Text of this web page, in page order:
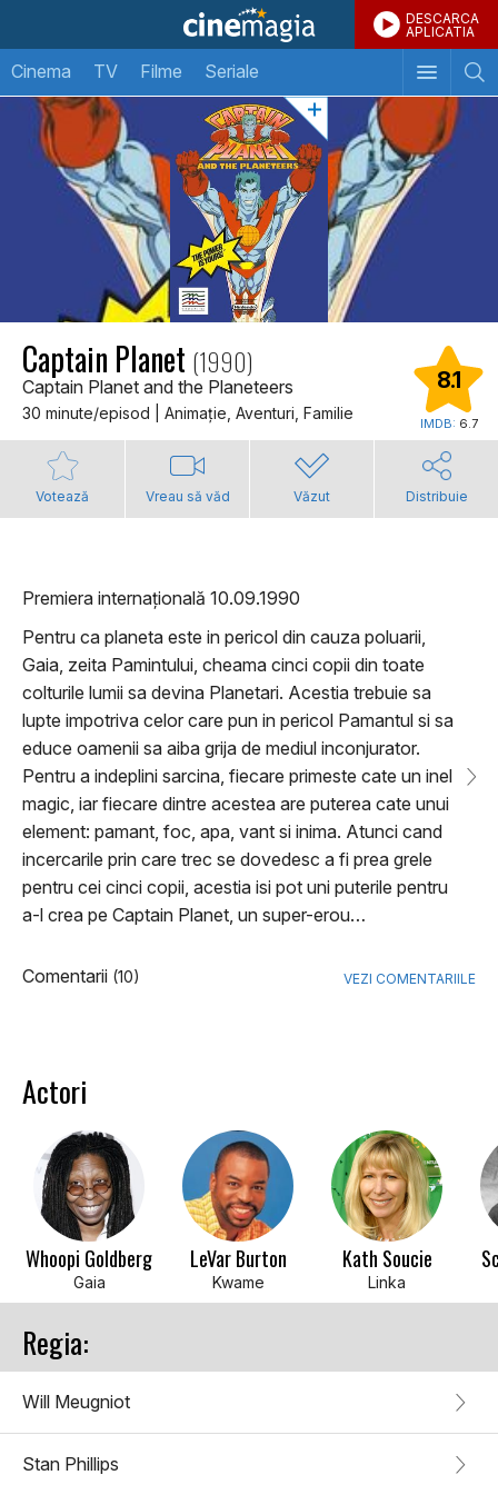
DESCARCA
APLICATIA
Cinema TV Filme Seriale
Captain Planet (1990)
Captain Planet and the Planeteers
30 minute/episod | Animaţie, Aventuri, Familie
8.1
IMDB: 6.7
Votează Vreau să văd Văzut Distribuie
Premiera internațională 10.09.1990
Pentru ca planeta este in pericol din cauza poluarii,
Gaia, zeita Pamintului, cheama cinci copii din toate
colturile lumii sa devina Planetari. Acestia trebuie sa
lupte impotriva celor care pun in pericol Pamantul si sa
educe oamenii sa aiba grija de mediul inconjurator.
Pentru a indeplini sarcina, fiecare primeste cate un inel
magic, iar fiecare dintre acestea are puterea cate unui
element: pamant, foc, apa, vant si inima. Atunci cand
incercarile prin care trec se dovedesc a fi prea grele
pentru cei cinci copii, acestia isi pot uni puterile pentru
a-l crea pe Captain Planet, un super-erou…
Comentarii (10) VEZI COMENTARIILE
Actori
Whoopi Goldberg
Gaia
LeVar Burton
Kwame
Kath Soucie
Linka
Regia:
Will Meugniot
Stan Phillips